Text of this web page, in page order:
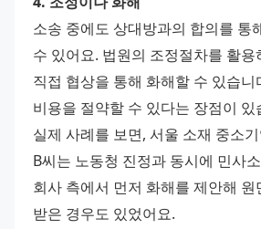
소송 중에도 상대방과의 합의를 통
수 있어요. 법원의 조정절차를 활
직접 협상을 통해 화해할 수 있습
비용을 절약할 수 있다는 장점이 있
실제 사례를 보면, 서울 소재 중소
B씨는 노동청 진정과 동시에 민사
회사 측에서 먼저 화해를 제안해
받은 경우도 있었어요.